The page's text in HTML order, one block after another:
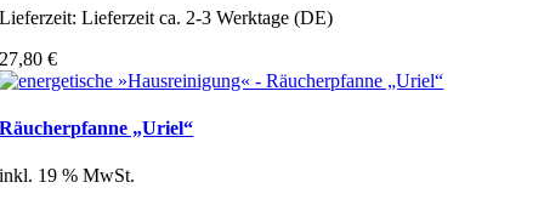
Lieferzeit:Lieferzeit ca. 2-3 Werktage (DE)
27,80€
Räucherpfanne „Uriel“
inkl. 19 % MwSt.